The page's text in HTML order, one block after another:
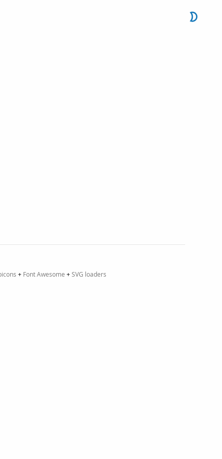
+ Font Awesome +SVG loaders